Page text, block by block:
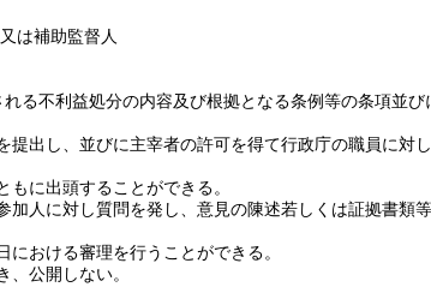
は補助監督人
る不利益処分の内容及び根拠となる条例等の条項並
出し、並びに主宰者の許可を得て行政庁の職員に対
に出頭することができる。
人に対し質問を発し、意見の陳述若しくは証拠書類
おける審理を行うことができる。
公開しない。